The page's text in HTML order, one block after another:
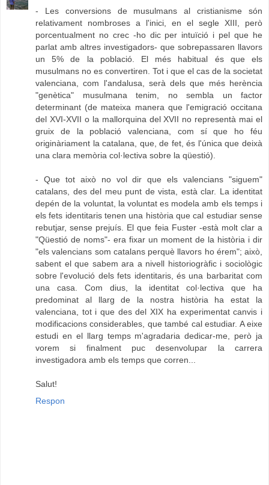
- Les conversions de musulmans al cristianisme són
relativament nombroses a l'inici, en el segle XIII, però
porcentualment no crec -ho dic per intuïció i pel que he
parlat amb altres investigadors- que sobrepassaren llavors
un 5% de la població. El més habitual és que els
musulmans no es convertiren. Tot i que el cas de la societat
valenciana, com l'andalusa, serà dels que més herència
"genètica" musulmana tenim, no sembla un factor
determinant (de mateixa manera que l'emigració occitana
del XVI-XVII o la mallorquina del XVII no representà mai el
gruix de la població valenciana, com sí que ho féu
originàriament la catalana, que, de fet, és l'única que deixà
una clara memòria col·lectiva sobre la qüestió).
- Que tot això no vol dir que els valencians "siguem"
catalans, des del meu punt de vista, està clar. La identitat
depén de la voluntat, la voluntat es modela amb els temps i
els fets identitaris tenen una història que cal estudiar sense
rebutjar, sense prejuís. El que feia Fuster -està molt clar a
"Qüestió de noms"- era fixar un moment de la història i dir
"els valencians som catalans perquè llavors ho érem"; això,
sabent el que sabem ara a nivell historiogràfic i sociològic
sobre l'evolució dels fets identitaris, és una barbaritat com
una casa. Com dius, la identitat col·lectiva que ha
predominat al llarg de la nostra història ha estat la
valenciana, tot i que des del XIX ha experimentat canvis i
modificacions considerables, que també cal estudiar. A eixe
estudi en el llarg temps m'agradaria dedicar-me, però ja
vorem si finalment puc desenvolupar la carrera
investigadora amb els temps que corren...
Salut!
Respon